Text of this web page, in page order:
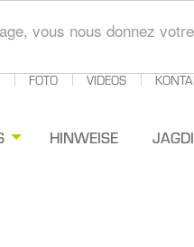
vous nous donnez votre
HINWEISE
FOTO VIDEOS